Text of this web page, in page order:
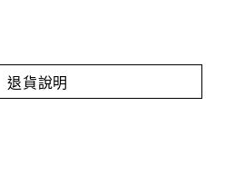
退貨說明